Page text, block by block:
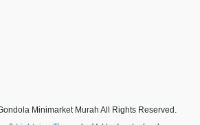
Minimarket Murah All Rights Reserved.